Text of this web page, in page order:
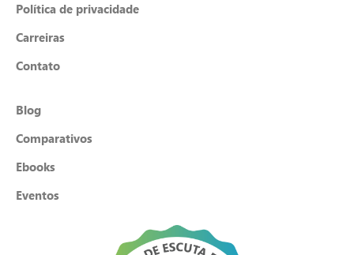
Política de privacidade
Carreiras
Contato
Blog
Comparativos
Ebooks
Eventos